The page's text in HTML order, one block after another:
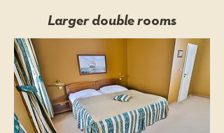
Larger double rooms